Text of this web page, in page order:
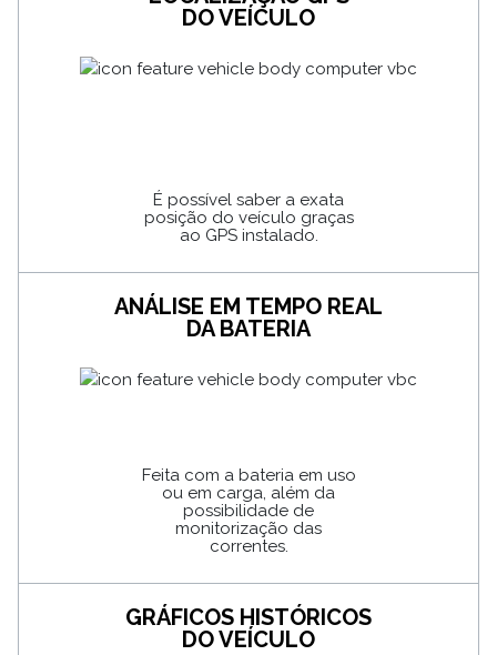
DO VEÍCULO
É possível saber a exata
posição do veículo graças
ao GPS instalado.
ANÁLISE EM TEMPO REAL
DA BATERIA
Feita com a bateria em uso
ou em carga, além da
possibilidade de
monitorização das
correntes.
GRÁFICOS HISTÓRICOS
DO VEÍCULO